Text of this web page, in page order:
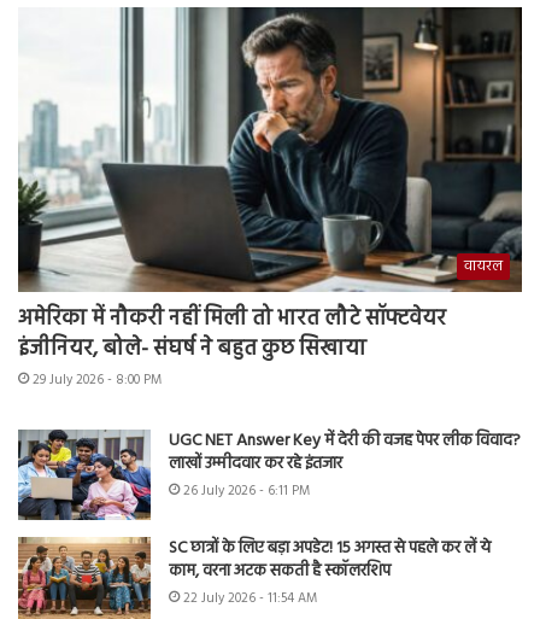
वायरल
अमेरिका में नौकरी नहीं मिली तो भारत लौटे सॉफ्टवेयर
इंजीनियर, बोले- संघर्ष ने बहुत कुछ सिखाया
29 July 2026 - 8:00 PM
UGC NET Answer Key में देरी की वजह पेपर लीक विवाद?
लाखों उम्मीदवार कर रहे इंतजार
26 July 2026 - 6:11 PM
SC छात्रों के लिए बड़ा अपडेट! 15 अगस्त से पहले कर लें ये
काम, वरना अटक सकती है स्कॉलरशिप
22 July 2026 - 11:54 AM